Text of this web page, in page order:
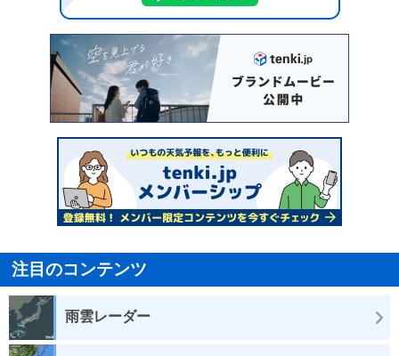
注目のコンテンツ
雨雲レーダー